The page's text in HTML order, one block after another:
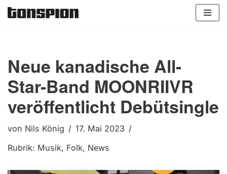
Neue kanadische All-
Star-Band MOONRIIVR
veröffentlicht Debütsingle
von Nils König
17. Mai 2023
Rubrik: Musik, Folk, News